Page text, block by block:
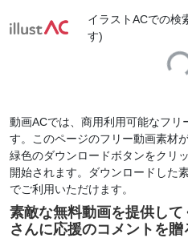
イラストACでの検
す)
Loading...
動画ACでは、商用利用可能なフリ
す。このページのフリー動画素材
緑色のダウンロードボタンをクリ
開始されます。ダウンロードした
でご利用いただけます。
素敵な無料動画を提供して
さんに応援のコメントを贈